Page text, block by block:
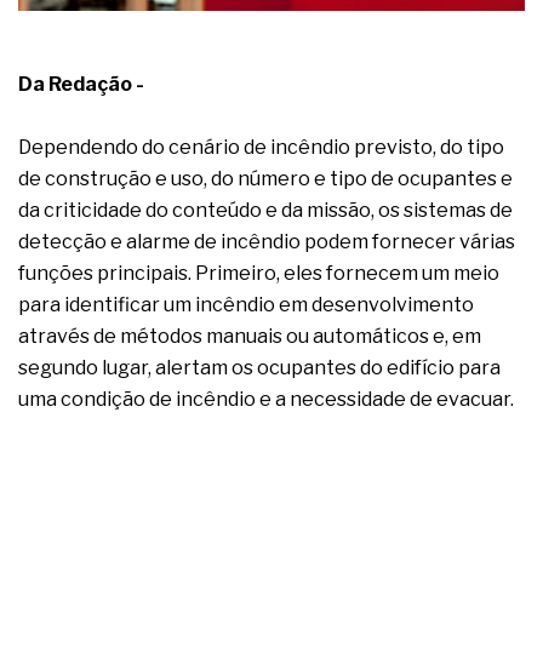
Da Redação -
Dependendo do cenário de incêndio previsto, do tipo
de construção e uso, do número e tipo de ocupantes e
da criticidade do conteúdo e da missão, os sistemas de
detecção e alarme de incêndio podem fornecer várias
funções principais. Primeiro, eles fornecem um meio
para identificar um incêndio em desenvolvimento
através de métodos manuais ou automáticos e, em
segundo lugar, alertam os ocupantes do edifício para
uma condição de incêndio e a necessidade de evacuar.